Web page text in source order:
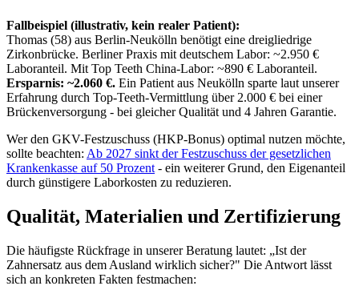
Fallbeispiel (illustrativ, kein realer Patient):
Thomas (58) aus Berlin-Neukölln benötigt eine dreigliedrige
Zirkonbrücke. Berliner Praxis mit deutschem Labor: ~2.950 €
Laboranteil. Mit Top Teeth China-Labor: ~890 € Laboranteil.
Ersparnis: ~2.060 €. Ein Patient aus Neukölln sparte laut unserer
Erfahrung durch Top-Teeth-Vermittlung über 2.000 € bei einer
Brückenversorgung - bei gleicher Qualität und 4 Jahren Garantie.
Wer den GKV-Festzuschuss (HKP-Bonus) optimal nutzen möchte,
sollte beachten: Ab 2027 sinkt der Festzuschuss der gesetzlichen
Krankenkasse auf 50 Prozent - ein weiterer Grund, den Eigenanteil
durch günstigere Laborkosten zu reduzieren.
Qualität, Materialien und Zertifizierung
Die häufigste Rückfrage in unserer Beratung lautet: „Ist der
Zahnersatz aus dem Ausland wirklich sicher?" Die Antwort lässt
sich an konkreten Fakten festmachen: